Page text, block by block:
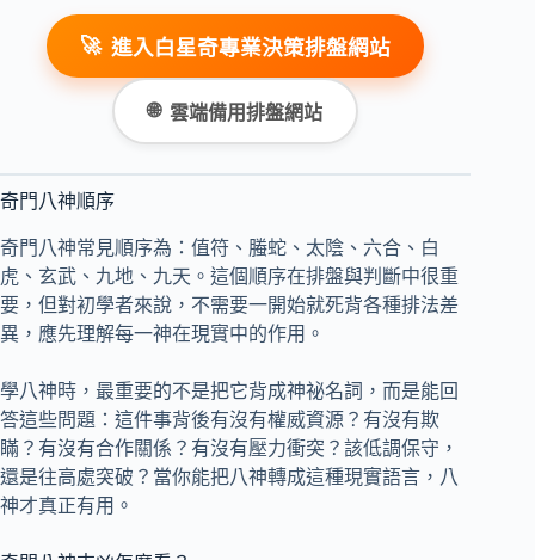
🚀 進入白星奇專業決策排盤網站
🌐 雲端備用排盤網站
奇門八神順序
奇門八神常見順序為：值符、螣蛇、太陰、六合、白
虎、玄武、九地、九天。這個順序在排盤與判斷中很重
要，但對初學者來說，不需要一開始就死背各種排法差
異，應先理解每一神在現實中的作用。
學八神時，最重要的不是把它背成神祕名詞，而是能回
答這些問題：這件事背後有沒有權威資源？有沒有欺
瞞？有沒有合作關係？有沒有壓力衝突？該低調保守，
還是往高處突破？當你能把八神轉成這種現實語言，八
神才真正有用。